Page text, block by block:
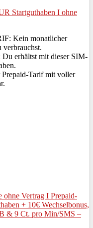
Startguthaben I ohne
Kein monatlicher
verbrauchst.
erhältst mit dieser SIM-
Tarif mit voller
Vertrag I Prepaid-
+ 10€ Wechselbonus,
& 9 Ct. pro Min/SMS –